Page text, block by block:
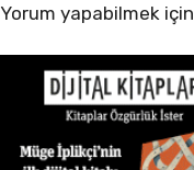
Yorum yapabilmek için